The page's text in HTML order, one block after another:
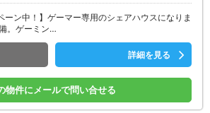
ーン中！】ゲーマー専用のシェアハウスになりま
。ゲーミン…
詳細を見る
物件にメールで問い合せる